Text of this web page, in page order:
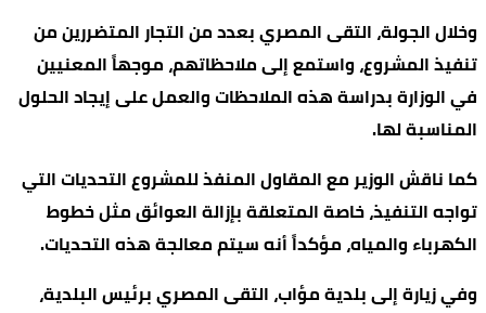
وخلال الجولة، التقى المصري بعدد من التجار المتضررين من
تنفيذ المشروع، واستمع إلى ملاحظاتهم، موجهاً المعنيين
في الوزارة بدراسة هذه الملاحظات والعمل على إيجاد الحلول
المناسبة لها.
كما ناقش الوزير مع المقاول المنفذ للمشروع التحديات التي
تواجه التنفيذ، خاصة المتعلقة بإزالة العوائق مثل خطوط
الكهرباء والمياه، مؤكداً أنه سيتم معالجة هذه التحديات.
وفي زيارة إلى بلدية مؤاب، التقى المصري برئيس البلدية،